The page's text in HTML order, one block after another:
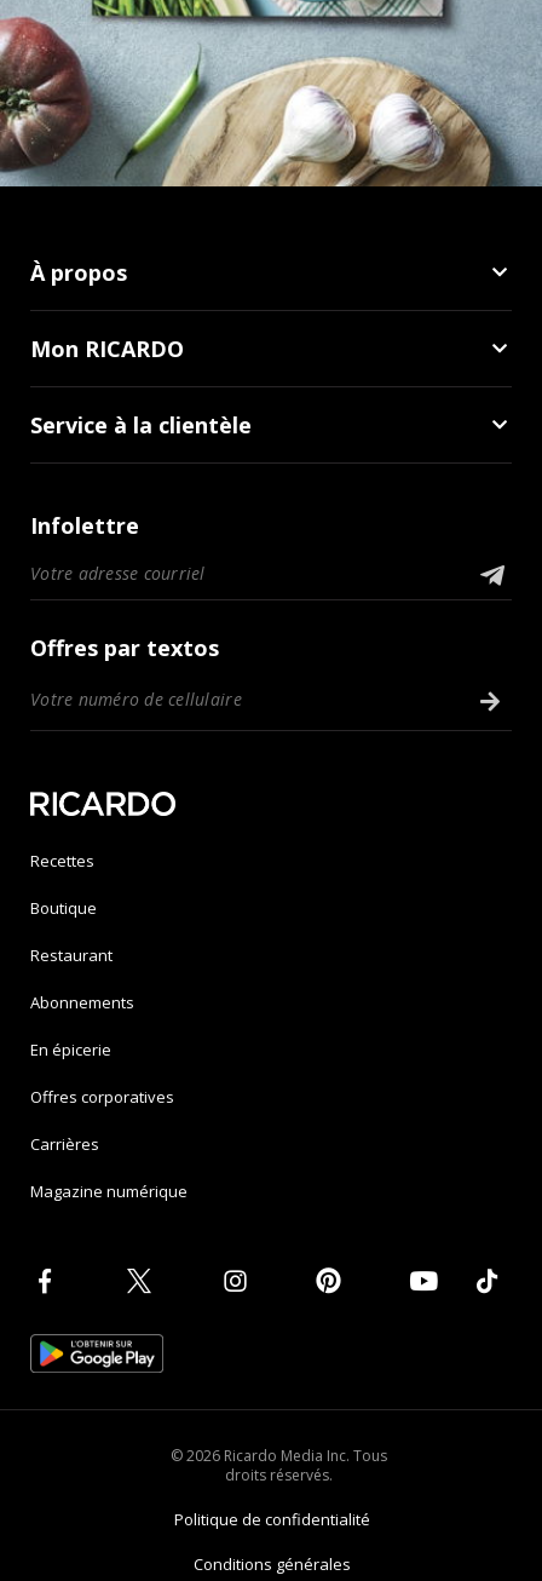
À propos
Mon RICARDO
Service à la clientèle
Infolettre
Offres par textos
Recettes
Boutique
Restaurant
Abonnements
En épicerie
Offres corporatives
Carrières
Magazine numérique
© 2026 Ricardo Media Inc. Tous
droits réservés.
Politique de confidentialité
Conditions générales